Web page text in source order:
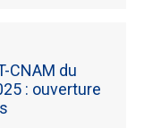
CNAM du
: ouverture